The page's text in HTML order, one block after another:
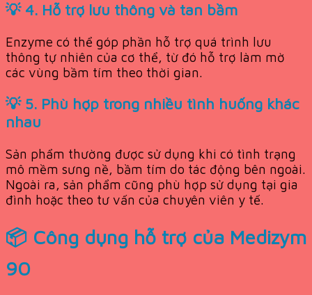
💡 4. Hỗ trợ lưu thông và tan bầm
Enzyme có thể góp phần hỗ trợ quá trình lưu
thông tự nhiên của cơ thể, từ đó hỗ trợ làm mờ
các vùng bầm tím theo thời gian.
💡 5. Phù hợp trong nhiều tình huống khác
nhau
Sản phẩm thường được sử dụng khi có tình trạng
mô mềm sưng nề, bầm tím do tác động bên ngoài.
Ngoài ra, sản phẩm cũng phù hợp sử dụng tại gia
đình hoặc theo tư vấn của chuyên viên y tế.
📦 Công dụng hỗ trợ của Medizym
90